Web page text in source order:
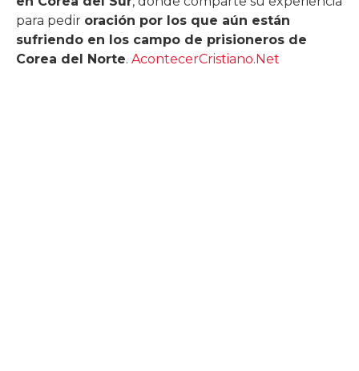
para pedir oración por los que aún están
sufriendo en los campo de prisioneros de
Corea del Norte. AcontecerCristiano.Net